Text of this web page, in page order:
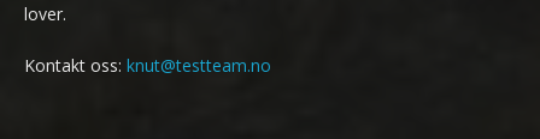
lover.
Kontakt oss: knut@testteam.no